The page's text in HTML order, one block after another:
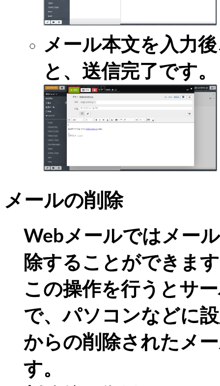
メール本文を入力
と、送信完了です。
メールの削除
Webメールではメー
除することができま
この操作を行うとサ
で、パソコンなどに
からの削除されたメ
す。